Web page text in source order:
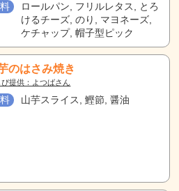
ロールパン, フリルレタス, とろ
けるチーズ, のり, マヨネーズ,
ケチャップ, 帽子型ピック
のはさみ焼き
ぴ提供：よつばさん
山芋スライス, 鰹節, 醤油